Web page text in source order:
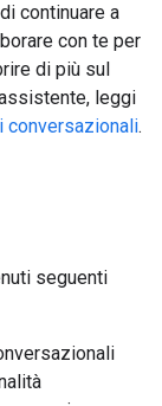
continuare a
con te per
di più sul
leggi
conversazionali.
seguenti